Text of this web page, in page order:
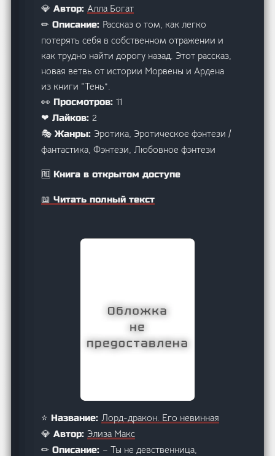
💎 Автор:Алла Богат
✏ Описание: Рассказ о том, как легко
потерять себя в собственном отражении и
как трудно найти дорогу назад. Этот рассказ,
новая ветвь от истории Морвены и Ардена
из книги “Тень”.
👀 Просмотров:11
❤ Лайков:2
🎭 Жанры: Эротика, Эротическое фэнтези /
фантастика, Фэнтези, Любовное фэнтези
🆓 Книга в открытом доступе
📖 Читать полный текст
⭐ Название:Лорд-дракон. Его невинная
💎 Автор: Элиза Макс
✏ Описание: – Ты не девственница,